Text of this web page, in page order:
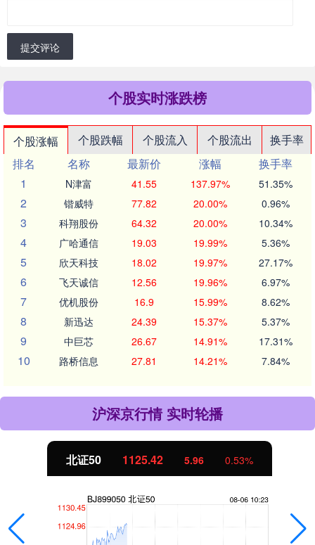
提交评论
个股实时涨跌榜
个股涨幅 个股跌幅 个股流入 个股流出
换手率
排名
名称 最新价 涨幅
换手率
1
N津富 41.55 137.97% 51.35%
2 锴威特 77.82 20.00% 0.96%
3 科翔股份 64.32 20.00% 10.34%
4 广哈通信 19.03 19.99% 5.36%
5 欣天科技 18.02 19.97% 27.17%
6 飞天诚信 12.56 19.96% 6.97%
7 优机股份 16.9 15.99% 8.62%
8 新迅达 24.39 15.37% 5.37%
9 中巨芯 26.67 14.91% 17.31%
10 路桥信息 27.81 14.21% 7.84%
沪深京行情 实时轮播
北证50 1125.42 5.96 0.53%